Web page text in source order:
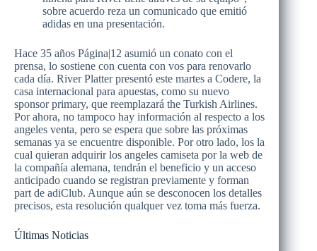
sobre acuerdo reza un comunicado que emitió
adidas en una presentación.
Hace 35 años Página|12 asumió un conato con el
prensa, lo sostiene con cuenta con vos para renovarlo
cada día. River Platter presentó este martes a Codere, la
casa internacional para apuestas, como su nuevo
sponsor primary, que reemplazará the Turkish Airlines.
Por ahora, no tampoco hay información al respecto a los
angeles venta, pero se espera que sobre las próximas
semanas ya se encuentre disponible. Por otro lado, los la
cual quieran adquirir los angeles camiseta por la web de
la compañía alemana, tendrán el beneficio y un acceso
anticipado cuando se registran previamente y forman
part de adiClub. Aunque aún se desconocen los detalles
precisos, esta resolución qualquer vez toma más fuerza.
Últimas Noticias